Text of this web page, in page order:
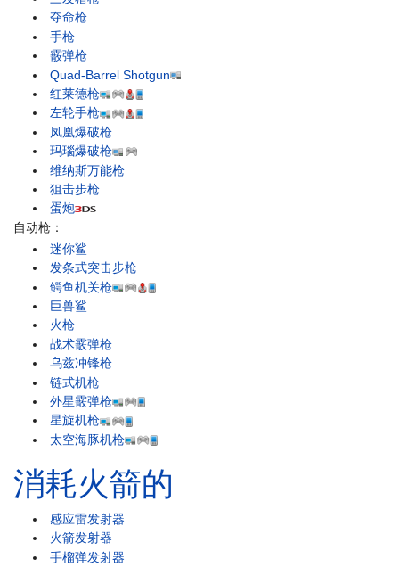
夺命枪
手枪
霰弹枪
Quad-Barrel Shotgun
红莱德枪
左轮手枪
凤凰爆破枪
玛瑙爆破枪
维纳斯万能枪
狙击步枪
蛋炮
自动枪：
迷你鲨
发条式突击步枪
鳄鱼机关枪
巨兽鲨
火枪
战术霰弹枪
乌兹冲锋枪
链式机枪
外星霰弹枪
星旋机枪
太空海豚机枪
消耗火箭的
感应雷发射器
火箭发射器
手榴弹发射器